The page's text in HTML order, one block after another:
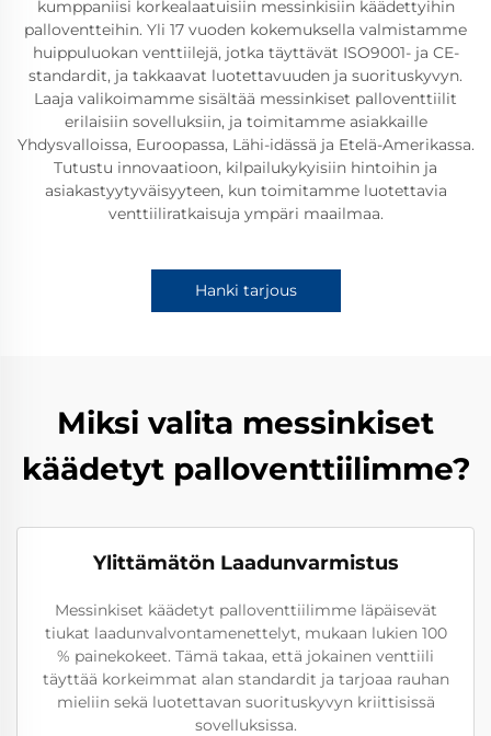
kumppaniisi korkealaatuisiin messinkisiin käädettyihin
palloventteihin. Yli 17 vuoden kokemuksella valmistamme
huippuluokan venttiilejä, jotka täyttävät ISO9001- ja CE-
standardit, ja takkaavat luotettavuuden ja suorituskyvyn.
Laaja valikoimamme sisältää messinkiset palloventtiilit
erilaisiin sovelluksiin, ja toimitamme asiakkaille
Yhdysvalloissa, Euroopassa, Lähi-idässä ja Etelä-Amerikassa.
Tutustu innovaatioon, kilpailukykyisiin hintoihin ja
asiakastyytyväisyyteen, kun toimitamme luotettavia
venttiiliratkaisuja ympäri maailmaa.
Hanki tarjous
Miksi valita messinkiset
käädetyt palloventtiilimme?
Ylittämätön Laadunvarmistus
Messinkiset käädetyt palloventtiilimme läpäisevät
tiukat laadunvalvontamenettelyt, mukaan lukien 100
% painekokeet. Tämä takaa, että jokainen venttiili
täyttää korkeimmat alan standardit ja tarjoaa rauhan
mieliin sekä luotettavan suorituskyvyn kriittisissä
sovelluksissa.